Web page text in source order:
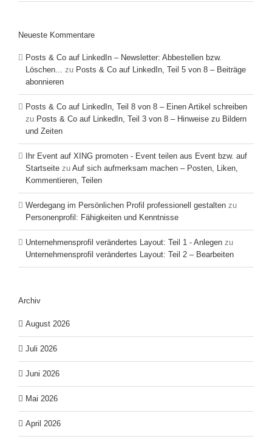
Neueste Kommentare
Posts & Co auf LinkedIn – Newsletter: Abbestellen bzw.
Löschen... zu Posts & Co auf LinkedIn, Teil 5 von 8 – Beiträge
abonnieren
Posts & Co auf LinkedIn, Teil 8 von 8 – Einen Artikel schreiben
zu Posts & Co auf LinkedIn, Teil 3 von 8 – Hinweise zu Bildern
und Zeiten
Ihr Event auf XING promoten - Event teilen aus Event bzw. auf
Startseite zu Auf sich aufmerksam machen – Posten, Liken,
Kommentieren, Teilen
Werdegang im Persönlichen Profil professionell gestalten zu
Personenprofil: Fähigkeiten und Kenntnisse
Unternehmensprofil verändertes Layout: Teil 1 - Anlegen zu
Unternehmensprofil verändertes Layout: Teil 2 – Bearbeiten
Archiv
August 2026
Juli 2026
Juni 2026
Mai 2026
April 2026